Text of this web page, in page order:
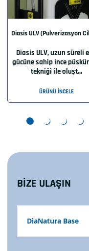
Diasis ULV (Pulverizasyon
Diasis ULV, uzun süreli
gücüne sahip ince
tekniği ile oluşt...
ÜRÜNÜ İNCELE
BİZE ULAŞIN
DiaNatura Base